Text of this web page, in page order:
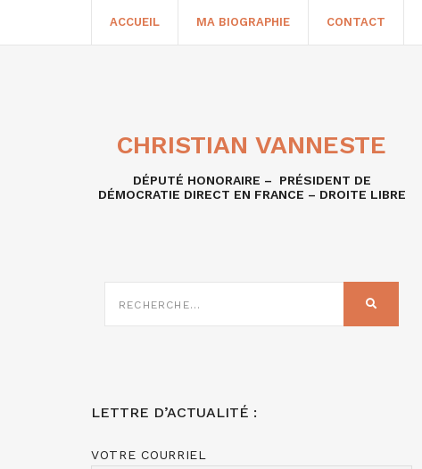
ACCUEIL MA BIOGRAPHIE CONTACT
CHRISTIAN VANNESTE
DÉPUTÉ HONORAIRE – PRÉSIDENT DE
DÉMOCRATIE DIRECT EN FRANCE – DROITE LIBRE
SUR
LETTRE D’ACTUALITÉ :
VOTRE COURRIEL